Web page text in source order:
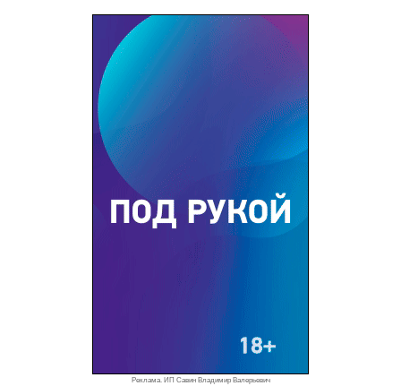
Реклама. ИП Савин Владимир Валерьевич